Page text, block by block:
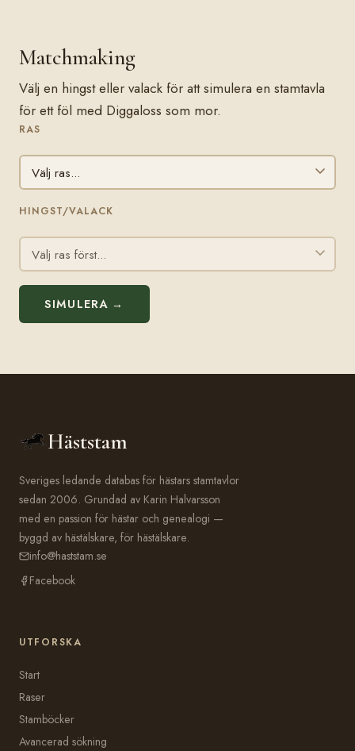
Matchmaking
Välj en hingst eller valack för att simulera en stamtavla
för ett föl med Diggaloss som mor.
RAS
HINGST/VALACK
SIMULERA →
Häststam
Sveriges ledande databas för hästars stamtavlor
sedan 2006. Grundad av Karin Halvarsson
med en passion för hästar och genealogi —
byggd av hästälskare, för hästälskare.
info@haststam.se
Facebook
UTFORSKA
Start
Raser
Stamböcker
Avancerad sökning